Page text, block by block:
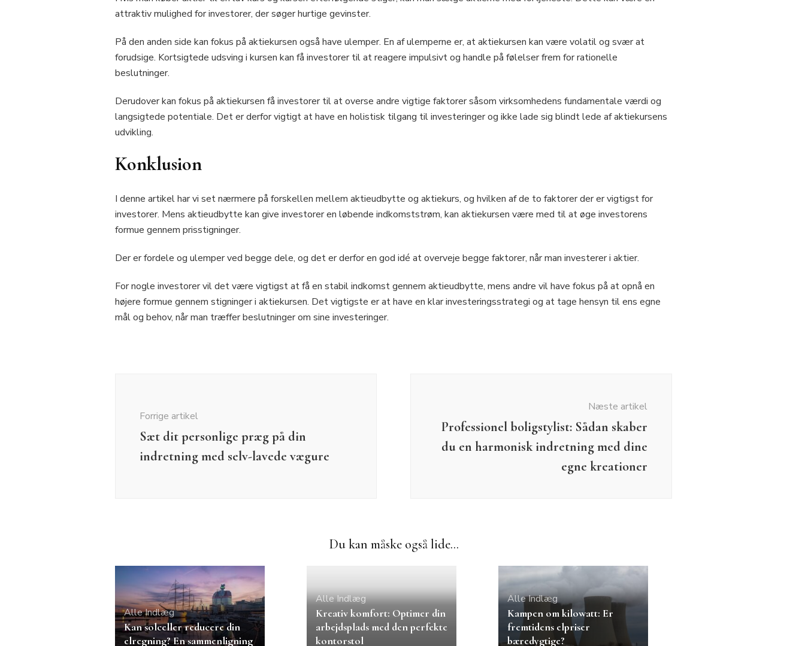
attraktiv mulighed for investorer, der søger hurtige gevinster.
På den anden side kan fokus på aktiekursen også have ulemper. En af ulemperne er, at aktiekursen kan være volatil og svær at
forudsige. Kortsigtede udsving i kursen kan få investorer til at reagere impulsivt og handle på følelser frem for rationelle
beslutninger.
Derudover kan fokus på aktiekursen få investorer til at overse andre vigtige faktorer såsom virksomhedens fundamentale værdi og
langsigtede potentiale. Det er derfor vigtigt at have en holistisk tilgang til investeringer og ikke lade sig blindt lede af aktiekursens
udvikling.
Konklusion
I denne artikel har vi set nærmere på forskellen mellem aktieudbytte og aktiekurs, og hvilken af de to faktorer der er vigtigst for
investorer. Mens aktieudbytte kan give investorer en løbende indkomststrøm, kan aktiekursen være med til at øge investorens
formue gennem prisstigninger.
Der er fordele og ulemper ved begge dele, og det er derfor en god idé at overveje begge faktorer, når man investerer i aktier.
For nogle investorer vil det være vigtigst at få en stabil indkomst gennem aktieudbytte, mens andre vil have fokus på at opnå en
højere formue gennem stigninger i aktiekursen. Det vigtigste er at have en klar investeringsstrategi og at tage hensyn til ens egne
mål og behov, når man træffer beslutninger om sine investeringer.
Forrige artikel
Sæt dit personlige præg på din
indretning med selv-lavede vægure
Næste artikel
Professionel boligstylist: Sådan skaber
du en harmonisk indretning med dine
egne kreationer
Du kan måske også lide...
Alle Indlæg
Kan solceller reducere din
elregning? En sammenligning
Alle Indlæg
Kreativ komfort: Optimer din
arbejdsplads med den perfekte
kontorstol
Alle Indlæg
Kampen om kilowatt: Er
fremtidens elpriser
bæredygtige?